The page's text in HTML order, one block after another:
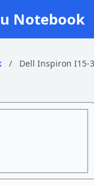
Notebook
/ Dell Inspiron I15-